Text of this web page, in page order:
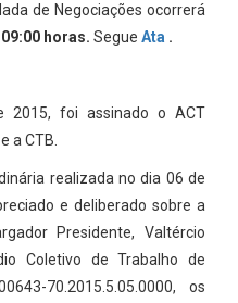
de Negociações ocorrerá
horas. Segue Ata .
2015, foi assinado o ACT
a CTB.
realizada no dia 06 de
e deliberado sobre a
Presidente, Valtércio
Coletivo de Trabalho de
70.2015.5.05.0000, os